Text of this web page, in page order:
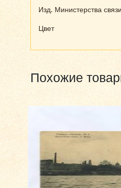
Изд. Министерства
Цвет
Похожие